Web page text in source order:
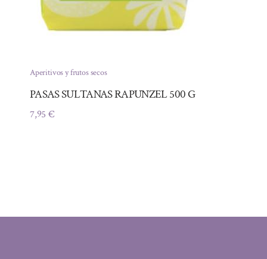
Aperitivos y frutos secos
PASAS SULTANAS RAPUNZEL 500 G
7,95€